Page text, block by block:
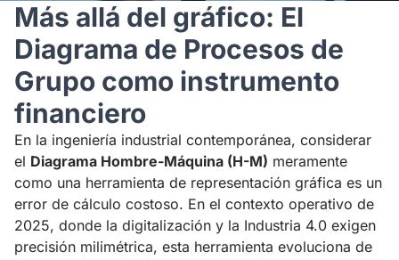
Más allá del gráfico: El
Diagrama de Procesos de
Grupo como instrumento
financiero
En la ingeniería industrial contemporánea, considerar
el Diagrama Hombre-Máquina (H-M) meramente
como una herramienta de representación gráfica es un
error de cálculo costoso. En el contexto operativo de
2025, donde la digitalización y la Industria 4.0 exigen
precisión milimétrica, esta herramienta evoluciona de